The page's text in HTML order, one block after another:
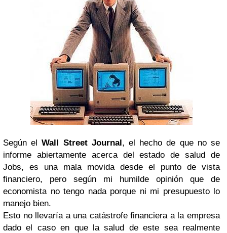
Según elWall Street Journal, el hecho de que no se
informe abiertamente acerca del estado de salud de
Jobs, es una mala movida desde el punto de vista
financiero, pero según mi humilde opinión que de
economista no tengo nada porque ni mi presupuesto lo
manejo bien.
Esto no llevaría a una catástrofe financiera a la empresa
dado el caso en que la salud de este sea realmente